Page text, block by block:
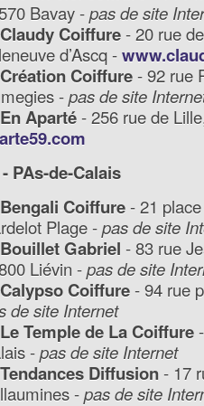
Bavay -pas de site
Claudy Coiffure- 20 rue
d’Ascq -
Création Coiffure- 92 rue
-pas de site
En Aparté- 256 rue de
PAs-de-Calais
Bengali Coiffure- 21
Plage -pas de site
Bouillet Gabriel - 83 rue
Liévin -pas de site
Calypso Coiffure- 94 rue
de site Internet
Le Temple de La Coiffure
-pas de site Internet
Tendances Diffusion- 17
-pas de site